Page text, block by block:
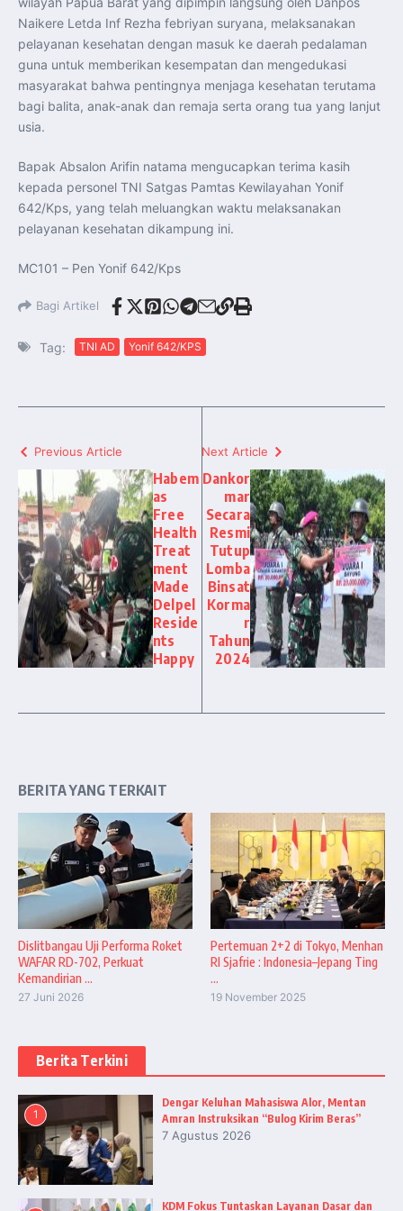
Perkuat Kerja Sama Repatriasi Artefak Budaya
Menteri PKP dan Ketua DEN Perkuat Kolaborasi
Teknologi, Data, dan Pembiayaan Demi Percepatan
Program 3 Juta Rumah
Pendaftaran MagangHub Angkatan II Batch 1 Dibuka
hingga 28 Juli 2026, Kesempatan Raih Pengalaman Kerja
dan Sertifikasi Kompetensi
KASAU Bekali 154 Perwira Remaja AAU 2026, Tekankan
Integritas dan Profesionalisme sebagai Bekal
Indonesia Dorong ASEAN dan Uni Eropa Perkuat
Stabilitas Global melalui Kemitraan Strategis
Menlu RI Dorong Kemitraan Ekonomi ASEAN–Korea
Kemitraan ASEAN–Kanada Perkuat Ketahanan Ekonomi,
Pangan, dan Energi Kawasan
ASEAN dan India Perkuat Ketahanan Kawasan lewat
BI Pertahankan BI-Rate 5,75 Persen untuk Jaga
Stabilitas dan Dukung Pertumbuhan Ekonomi
Transparansi dan Akuntabilitas Program Makan Bergizi
Gratis
Naikere Letda Inf Rezha febriyan suryana, melaksanakan
pelayanan kesehatan dengan masuk ke daerah pedalaman
guna untuk memberikan kesempatan dan mengedukasi
masyarakat bahwa pentingnya menjaga kesehatan terutama
bagi balita, anak-anak dan remaja serta orang tua yang lanjut
usia.
Bapak Absalon Arifin natama mengucapkan terima kasih
kepada personel TNI Satgas Pamtas Kewilayahan Yonif
642/Kps, yang telah meluangkan waktu melaksanakan
pelayanan kesehatan dikampung ini.
MC101 – Pen Yonif 642/Kps
Bagi Artikel
Tag: TNI AD Yonif 642/KPS
Previous Article
Habem
as
Free
Health
Treat
ment
Made
Delpel
Reside
nts
Happy
Next Article
Dankor
mar
Secara
Resmi
Tutup
Lomba
Binsat
Korma
r
Tahun
2024
BERITA YANG TERKAIT
Dislitbangau Uji Performa Roket
WAFAR RD-702, Perkuat
Kemandirian ...
27 Juni 2026
Pertemuan 2+2 di Tokyo, Menhan
RI Sjafrie : Indonesia–Jepang Ting
...
19 November 2025
Berita Terkini
1
Dengar Keluhan Mahasiswa Alor, Mentan
Amran Instruksikan “Bulog Kirim Beras”
7 Agustus 2026
KDM Fokus Tuntaskan Layanan Dasar dan